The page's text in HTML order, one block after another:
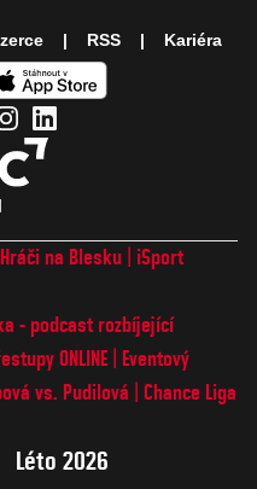
Hráči na Blesku
iSport
- podcast rozbíjející
ONLINE
Eventový
vs. Pudilová
Chance Liga
Léto 2026
RSS Kariéra